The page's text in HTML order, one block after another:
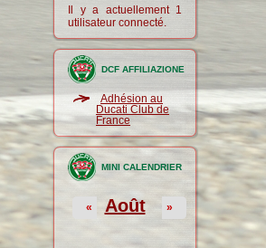
Il y a actuellement 1
utilisateur connecté.
DCF AFFILIAZIONE
Adhésion au
Ducati Club de
France
MINI CALENDRIER
Août
« »